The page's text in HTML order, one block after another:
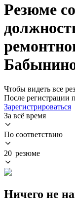
Резюме
Чтобы видеть все
После регистрации
Зарегистрироваться
За всё время
По соответствию
20 резюме
Ничего не